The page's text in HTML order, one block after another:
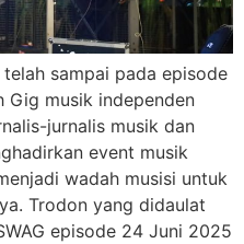
sampai pada episode
Gig musik independen
jurnalis musik dan
event musik
wadah musisi untuk
Trodon yang didaulat
episode 24 Juni 2025